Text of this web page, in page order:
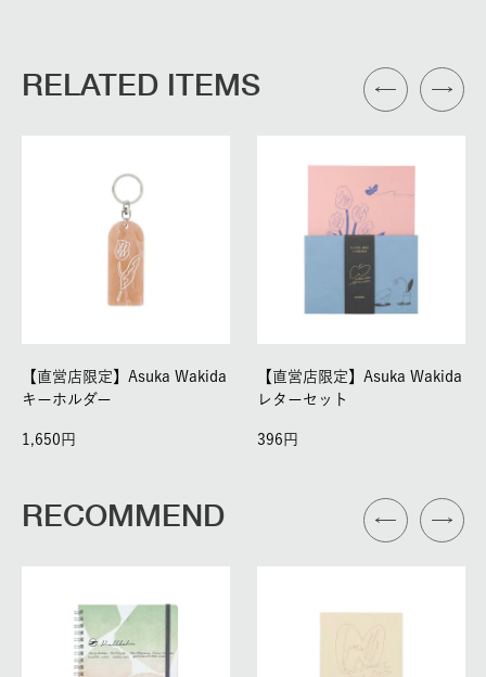
RELATED ITEMS
【直営店限定】Asuka Wakida
キーホルダー
1,650
【直営店限定】Asuka Wakida
レターセット
396
RECOMMEND